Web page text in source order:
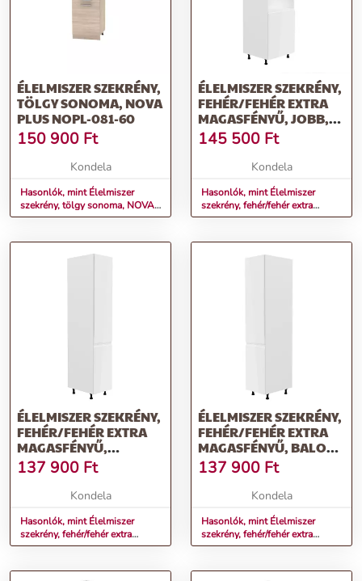
ÉLELMISZER SZEKRÉNY,
TÖLGY SONOMA, NOVA
PLUS NOPL-081-60
150 900 Ft
Kondela
Hasonlók, mint Élelmiszer
szekrény, tölgy sonoma, NOVA
PLUS NOPL-081-60
ÉLELMISZER SZEKRÉNY,
FEHÉR/FEHÉR EXTRA
MAGASFÉNYŰ, JOBB,
AURORA D60P
145 500 Ft
Kondela
Hasonlók, mint Élelmiszer
szekrény, fehér/fehér extra
magasfényű, jobb, AURORA
ÉLELMISZER SZEKRÉNY,
FEHÉR/FEHÉR EXTRA
MAGASFÉNYŰ,
JOBBOS, AURORA
D40SP
137 900 Ft
Kondela
Hasonlók, mint Élelmiszer
szekrény, fehér/fehér extra
magasfényű, jobbos, AURORA
ÉLELMISZER SZEKRÉNY,
FEHÉR/FEHÉR EXTRA
MAGASFÉNYŰ, BALOS,
AURORA D40SP
137 900 Ft
Kondela
Hasonlók, mint Élelmiszer
szekrény, fehér/fehér extra
magasfényű, balos, AURORA